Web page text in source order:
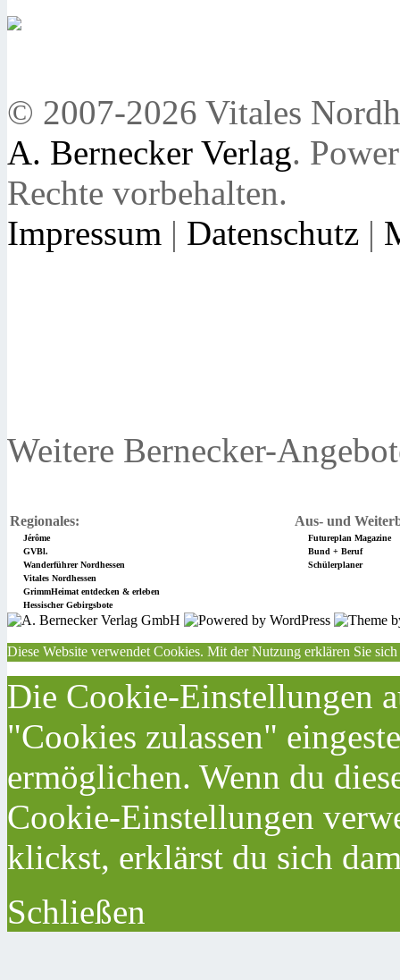
© 2007-2026 Vitales
A. Bernecker Verlag.
Rechte vorbehalten.
Impressum | Datenschutz |
Weitere Bernecker-
Regionales: Aus- und
Jérôme
Futureplan Magazine
GVBl.
Bund + Beruf
Wanderführer Nordhessen
Schülerplaner
Vitales Nordhessen
GrimmHeimat entdecken & erleben
Hessischer Gebirgsbote
Diese Website verwendet Cookies. Mit der Nutzung erklären Sie
Die Cookie-Einstellungen
"Cookies zulassen"
ermöglichen. Wenn du
Cookie-Einstellungen
klickst, erklärst du sich
Schließen